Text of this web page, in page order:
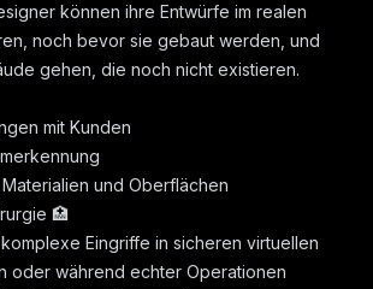
können ihre Entwürfe im realen
noch bevor sie gebaut werden, und
gehen, die noch nicht existieren.
mit Kunden
und Oberflächen
🏥
Eingriffe in sicheren virtuellen
oder während echter Operationen